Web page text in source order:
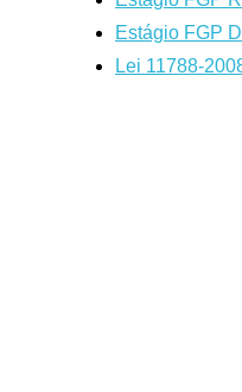
Estágio FGP
Lei 11788-